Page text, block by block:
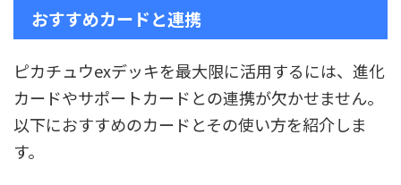
おすすめカードと連携
ピカチュウexデッキを最大限に活用するには、進化
カードやサポートカードとの連携が欠かせません。
以下におすすめのカードとその使い方を紹介しま
す。